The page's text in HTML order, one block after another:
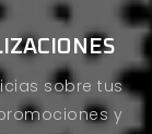
sobre tus
y